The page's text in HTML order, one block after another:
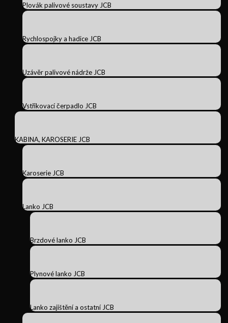
Plovák palivové soustavy JCB
Rychlospojky a hadice JCB
Uzávěr palivové nádrže JCB
Vstřikovací čerpadlo JCB
KABINA, KAROSERIE JCB
Karoserie JCB
Lanko JCB
Brzdové lanko JCB
Plynové lanko JCB
Lanko zajištění a ostatní JCB